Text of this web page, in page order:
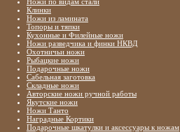
Клинки
Ножи из ламината
Топоры и тяпки
Кухонные и Филейные ножи
Ножи разведчика и финки НКВД
Охотничьи ножи
Рыбацкие ножи
Подарочные ножи
Сабельная заготовка
Складные ножи
Авторские ножи ручной работы
Якутские ножи
Ножи Танто
Наградные Кортики
Подарочные шкатулки и аксессуары к ножам